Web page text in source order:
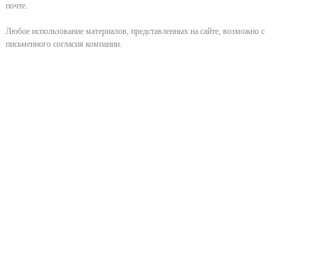
почте.
Любое использование материалов, представленных на сайте, возможно с
письменного согласия компании.